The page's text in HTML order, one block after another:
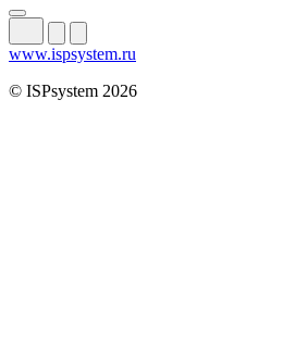
www.ispsystem.ru
© ISPsystem 2026